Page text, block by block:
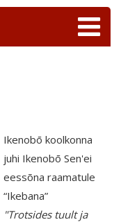
Ikenobō koolkonna
juhi Ikenobō Sen'ei
eessõna raamatule
“Ikebana”
"Trotsides tuult ja